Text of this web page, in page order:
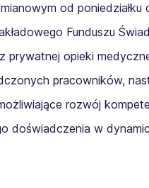
od
Funduszu
prywatnej opieki
pracowników,
rozwój
doświadczenia w